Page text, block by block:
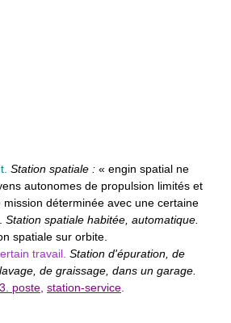
Station spatiale : « engin spatial ne
autonomes de propulsion limités et
déterminée avec une certaine
Station spatiale habitée, automatique.
spatiale sur orbite.
travail. Station d'épuration, de
de graissage, dans un garage.
3. poste station-service